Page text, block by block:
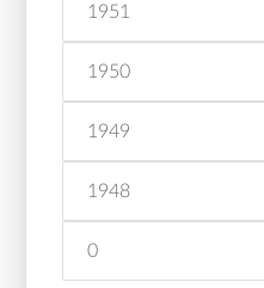
1951
1950
1949
1948
0